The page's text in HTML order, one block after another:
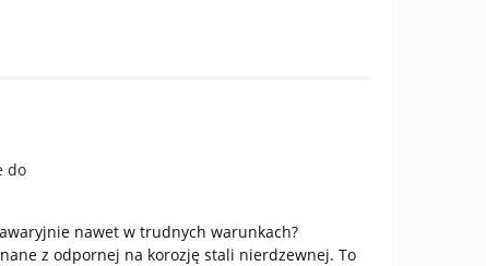
nawet w trudnych warunkach?
z odpornej na korozję stali nierdzewnej. To